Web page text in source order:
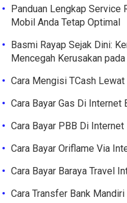
Panduan Lengkap Service
Mobil Anda Tetap Optimal
Basmi Rayap Sejak Dini:
Mencegah Kerusakan pada
Cara Mengisi TCash
Cara Bayar Gas Di Internet
Cara Bayar PBB Di
Cara Bayar Oriflame Via
Cara Bayar Baraya Travel
Cara Transfer Bank